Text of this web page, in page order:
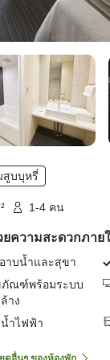
สูบบุหรี่
1-4 คน
ยความสะดวกภาย
าบน้ำและสุขา
ภัณฑ์พร้อมระบบ
าง
ำไฟฟ้า